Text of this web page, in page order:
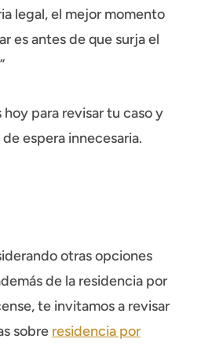
legal, el mejor momento
es antes de que surja el
para revisar tu caso y
espera innecesaria.
otras opciones
de la residencia por
te invitamos a revisar
sobre residencia por